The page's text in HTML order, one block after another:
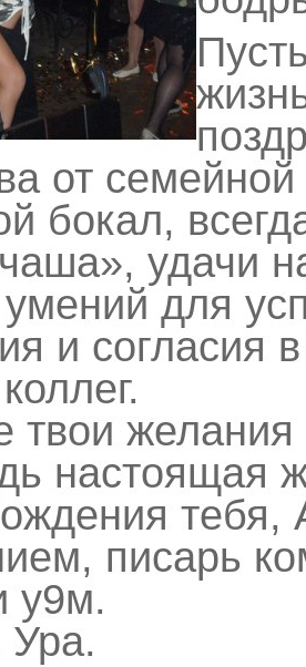
от
бокал,
удачи
для
и согласия
твои
настоящая
тебя,
писарь
у9м.